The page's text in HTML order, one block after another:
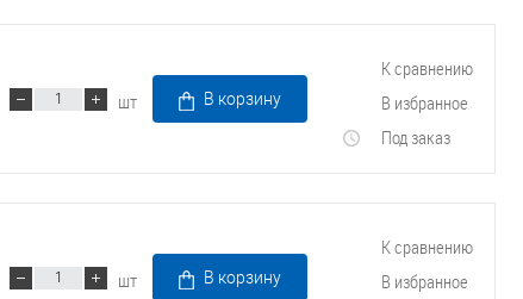
шт В корзину
К сравнению
В избранное
Под заказ
шт В корзину
К сравнению
В избранное